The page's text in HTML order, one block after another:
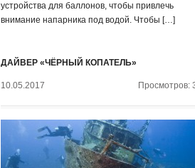
устройства для баллонов, чтобы привлечь
внимание напарника под водой. Чтобы […]
ДАЙВЕР «ЧЁРНЫЙ КОПАТЕЛЬ»
10.05.2017 Просмотров: